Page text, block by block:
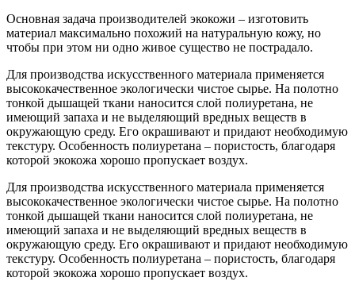
Основная задача производителей экокожи – изготовить
материал максимально похожий на натуральную кожу, но
чтобы при этом ни одно живое существо не пострадало.
Для производства искусственного материала применяется
высококачественное экологически чистое сырье. На полотно
тонкой дышащей ткани наносится слой полиуретана, не
имеющий запаха и не выделяющий вредных веществ в
окружающую среду. Его окрашивают и придают необходимую
текстуру. Особенность полиуретана – пористость, благодаря
которой экокожа хорошо пропускает воздух.
Для производства искусственного материала применяется
высококачественное экологически чистое сырье. На полотно
тонкой дышащей ткани наносится слой полиуретана, не
имеющий запаха и не выделяющий вредных веществ в
окружающую среду. Его окрашивают и придают необходимую
текстуру. Особенность полиуретана – пористость, благодаря
которой экокожа хорошо пропускает воздух.